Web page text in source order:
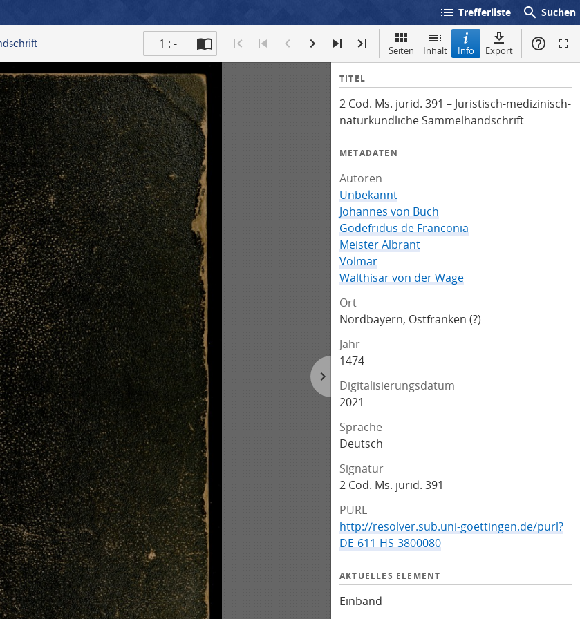
list Trefferliste search Suchen
1 : - Seiten Inhalt Info Export
I
f
o
TITEL
2 Cod. Ms. jurid. 391 – Juristisch-medizinisch-
naturkundliche Sammelhandschrift
METADATEN
Autoren
Unbekannt
Johannes von Buch
Godefridus de Franconia
Meister Albrant
Volmar
Walthisar von der Wage
Ort
Nordbayern, Ostfranken (?)
Jahr
1474
Digitalisierungsdatum
2021
Sprache
Deutsch
Signatur
2 Cod. Ms. jurid. 391
PURL
http://resolver.sub.uni-goettingen.de/purl?
DE-611-HS-3800080
AKTUELLES ELEMENT
Einband